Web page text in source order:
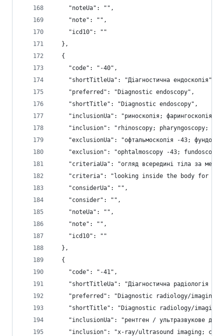
    "noteUa": "",
    "note": "",
    "icd10": ""
  },
  {
    "code": "-40",
    "shortTitleUa": "Діагностична ендоскопія",
    "preferred": "Diagnostic endoscopy",
    "shortTitle": "Diagnostic endoscopy",
"inclusionUa": "риноскопія; фарингоскопія;
"inclusion": "rhinoscopy; pharyngoscopy;
"exclusionUa": "офтальмоскопія -43;
"exclusion": "ophtalmoscopy -43; fundoscopy
"criteriaUa": "огляд всередині тіла за
"criteria": "looking inside the body for
    "considerUa": "",
    "consider": "",
    "noteUa": "",
    "note": "",
    "icd10": ""
  },
  {
    "code": "-41",
"shortTitleUa": "Діагностична радіологія /
    "preferred": "Diagnostic radiology/imaging",
"shortTitle": "Diagnostic radiology/
"inclusionUa": "рентген / ультразвукове
"inclusion": "x-ray/ultrasound imaging;